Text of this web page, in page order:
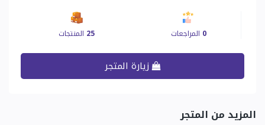
0 المراجعات 25 المنتجات
زيارة المتجر
المزيد من المتجر